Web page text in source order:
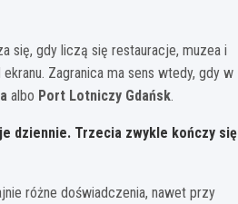
się, gdy liczą się restauracje, muzea i
Zagranica ma sens wtedy, gdy w
albo Port Lotniczy Gdańsk.
dziennie. Trzecia zwykle kończy się
różne doświadczenia, nawet przy